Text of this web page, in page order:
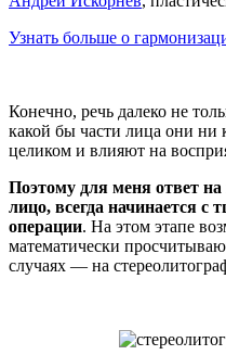
Узнать больше о
Конечно, речь далеко не
какой бы части лица они ни
целиком и влияют на
Поэтому для меня ответ
лицо, всегда начинается с
операции. На этом этапе
математически
случаях — на